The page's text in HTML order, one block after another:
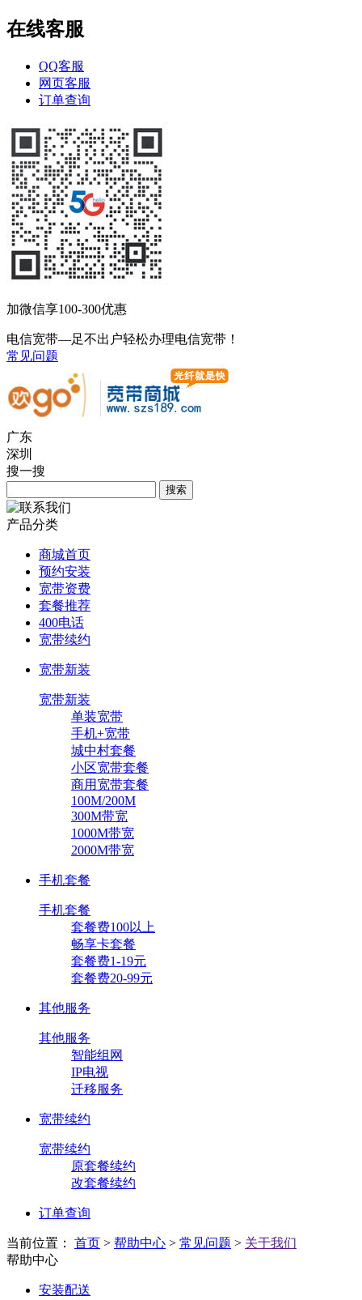
在线客服
QQ客服
网页客服
订单查询
加微信享100-300优惠
电信宽带—足不出户轻松办理电信宽带！
常见问题
广东
深圳
搜一搜
产品分类
商城首页
预约安装
宽带资费
套餐推荐
400电话
宽带续约
宽带新装
宽带新装
单装宽带
手机+宽带
城中村套餐
小区宽带套餐
商用宽带套餐
100M/200M
300M带宽
1000M带宽
2000M带宽
手机套餐
手机套餐
套餐费100以上
畅享卡套餐
套餐费1-19元
套餐费20-99元
其他服务
其他服务
智能组网
IP电视
迁移服务
宽带续约
宽带续约
原套餐续约
改套餐续约
订单查询
当前位置： 首页 > 帮助中心 > 常见问题 > 关于我们
帮助中心
安装配送